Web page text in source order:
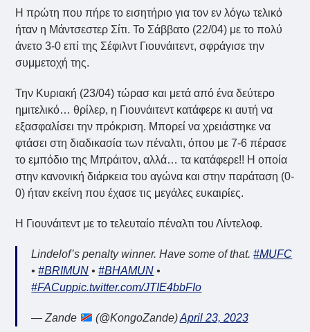
Η πρώτη που πήρε το εισητήριο για τον εν λόγω τελικό
ήταν η Μάντσεστερ Σίτι. Το Σάββατο (22/04) με το πολύ
άνετο 3-0 επί της Σέφιλντ Γιουνάιτεντ, σφράγισε την
συμμετοχή της.
Την Κυριακή (23/04) τώρασ και μετά από ένα δεύτερο
ημιτελικό… θρίλερ, η Γιουνάιτεντ κατάφερε κι αυτή να
εξασφαλίσει την πρόκριση. Μπορεί να χρειάστηκε να
φτάσει στη διαδικασία των πέναλτι, όπου με 7-6 πέρασε
το εμπόδιο της Μπράιτον, αλλά… τα κατάφερε!! Η οποία
στην κανονική διάρκεια του αγώνα και στην παράταση (0-
0) ήταν εκείνη που έχασε τις μεγάλες ευκαιρίες.
Η Γιουνάιτεντ με το τελευταίο πέναλτι του Λίντελοφ.
Lindelof’s penalty winner. Have some of that.#MUFC
•#BRIMUN •#BHAMUN •
#FACuppic.twitter.com/JTIE4bbFIo
— Zande (@KongoZande)April 23, 2023